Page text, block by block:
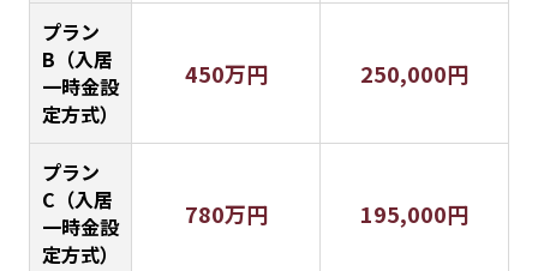
プラン
B（入居
一時金設
定方式）
450万円 250,000円
プラン
C（入居
一時金設
定方式）
780万円 195,000円